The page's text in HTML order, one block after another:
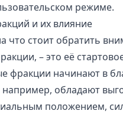
режиме.
и их влияние
что стоит обратить
– это её
фракции начинают в
например, обладают
положением,